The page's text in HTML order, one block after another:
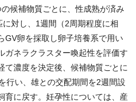
候補物質ごとに、性成熟が済み
対し、1週間（2周期程度に相
GV卵を採取し卵子培養系で用い
ガネラクラスター喚起性を評価す
て濃度を決定後、候補物質ごとに
行い、雄との交配期間を2週間設
育に戻す。妊孕性については、産